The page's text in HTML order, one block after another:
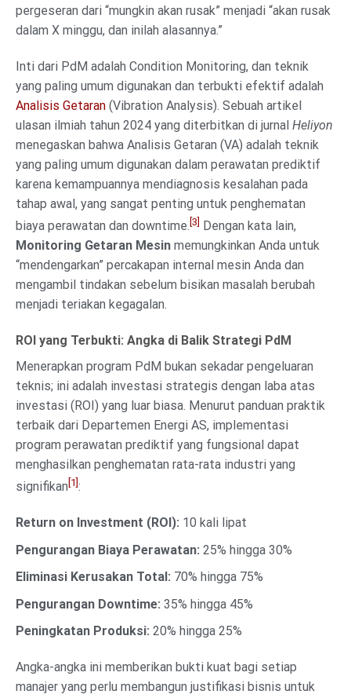
pergeseran dari “mungkin akan rusak” menjadi “akan rusak
dalam X minggu, dan inilah alasannya.”
Inti dari PdM adalah Condition Monitoring, dan teknik
yang paling umum digunakan dan terbukti efektif adalah
Analisis Getaran (Vibration Analysis). Sebuah artikel
ulasan ilmiah tahun 2024 yang diterbitkan di jurnal Heliyon
menegaskan bahwa Analisis Getaran (VA) adalah teknik
yang paling umum digunakan dalam perawatan prediktif
karena kemampuannya mendiagnosis kesalahan pada
tahap awal, yang sangat penting untuk penghematan
biaya perawatan dan downtime. [3] Dengan kata lain,
Monitoring Getaran Mesin memungkinkan Anda untuk
“mendengarkan” percakapan internal mesin Anda dan
mengambil tindakan sebelum bisikan masalah berubah
menjadi teriakan kegagalan.
ROI yang Terbukti: Angka di Balik Strategi PdM
Menerapkan program PdM bukan sekadar pengeluaran
teknis; ini adalah investasi strategis dengan laba atas
investasi (ROI) yang luar biasa. Menurut panduan praktik
terbaik dari Departemen Energi AS, implementasi
program perawatan prediktif yang fungsional dapat
menghasilkan penghematan rata-rata industri yang
signifikan [1] :
Return on Investment (ROI): 10 kali lipat
Pengurangan Biaya Perawatan: 25% hingga 30%
Eliminasi Kerusakan Total: 70% hingga 75%
Pengurangan Downtime: 35% hingga 45%
Peningkatan Produksi: 20% hingga 25%
Angka-angka ini memberikan bukti kuat bagi setiap
manajer yang perlu membangun justifikasi bisnis untuk